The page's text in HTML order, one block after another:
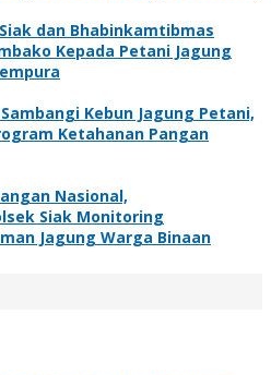
dan Bhabinkamtibmas
Kepada Petani Jagung
Kebun Jagung Petani,
Ketahanan Pangan
Nasional,
Siak Monitoring
Jagung Warga Binaan